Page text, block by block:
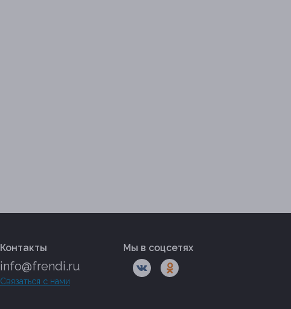
Контакты
info@frendi.ru
Связаться с нами
Мы в соцсетях